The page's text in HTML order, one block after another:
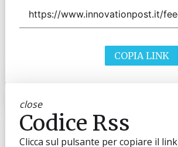
COPIA LINK
close
Codice Rss
Clicca sul pulsante per copiare il link